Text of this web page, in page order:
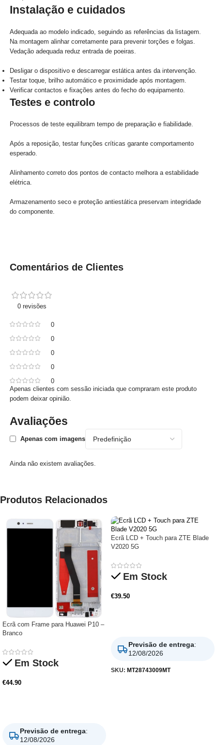
Instalação e cuidados
Adequada ao modelo indicado, seguindo as referências da listagem.
Na montagem alinhar corretamente para prevenir torções e folgas.
Vedação adequada reduz entrada de poeiras.
Desligar o dispositivo e descarregar estática antes da intervenção.
Testar toque, brilho automático e proximidade após montagem.
Verificar contactos e fixações antes do fecho do equipamento.
Testes e controlo
Processos de teste equilibram tempo de preparação e fiabilidade.
Após a reposição, testar funções críticas garante comportamento
esperado.
Alinhamento correto dos pontos de contacto melhora a estabilidade
elétrica.
Armazenamento seco e proteção antiestática preservam integridade
do componente.
Comentários de Clientes
0 revisões
0
0
0
0
0
Avaliações
Apenas com imagens
Ainda não existem avaliações.
Apenas clientes com sessão iniciada que compraram este produto
podem deixar opinião.
Produtos Relacionados
Ecrã com Frame para Huawei P10 –
Branco
Em Stock
€44.90
Previsão de entrega:
12/08/2026
Ecrã LCD + Touch para ZTE Blade
V2020 5G
Em Stock
€39.50
Previsão de entrega:
12/08/2026
SKU: MT28743009MT